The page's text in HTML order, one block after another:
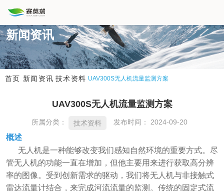
新闻资讯
首页 新闻资讯 技术资料 UAV300S无人机流量监测方案
UAV300S无人机流量监测方案
所属分类： 技术资料 发布时间： 2024-09-20
概述
无人机是一种能够改变我们感知自然环境的重要方式。尽
管无人机的功能一直在增加，但他主要用来进行获取高分辨
率的图像。受到创新需求的驱动，我们将无人机与非接触式
雷达流量计结合，来完成河流流量的监测。传统的固定式流